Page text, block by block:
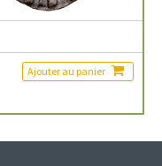
Ajouter au panier